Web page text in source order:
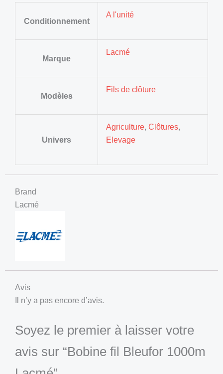
Conditionnement
A l'unité
Marque
Lacmé
Modèles
Fils de clôture
Univers
Agriculture,Clôtures,
Elevage
Brand
Lacmé
Avis
Il n’y a pas encore d’avis.
Soyez le premier à laisser votre
avis sur “Bobine fil Bleufor 1000m